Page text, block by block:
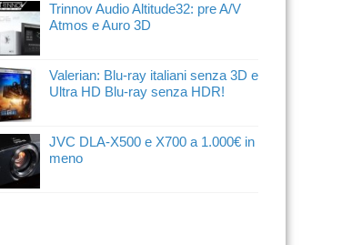
Trinnov Audio Altitude32: pre A/V
Atmos e Auro 3D
Valerian: Blu-ray italiani senza 3D e
Ultra HD Blu-ray senza HDR!
JVC DLA-X500 e X700 a 1.000€ in
meno